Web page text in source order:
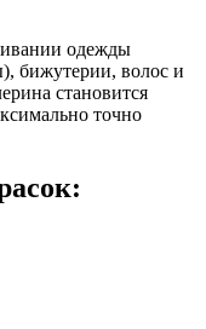
одежды
бижутерии, волос и
становится
точно